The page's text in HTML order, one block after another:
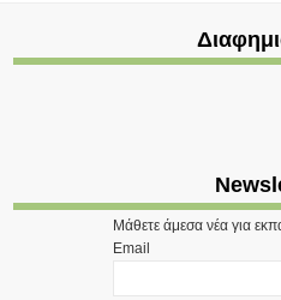
Μάθετε άμεσα νέα για
Email